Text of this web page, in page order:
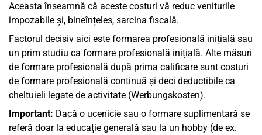
Aceasta înseamnă că aceste costuri vă reduc veniturile
impozabile și, bineînțeles, sarcina fiscală.
Factorul decisiv aici este formarea profesională inițială sau
un prim studiu ca formare profesională inițială. Alte măsuri
de formare profesională după prima calificare sunt costuri
de formare profesională continuă și deci deductibile ca
cheltuieli legate de activitate (Werbungskosten).
Important: Dacă o ucenicie sau o formare suplimentară se
referă doar la educație generală sau la un hobby (de ex.